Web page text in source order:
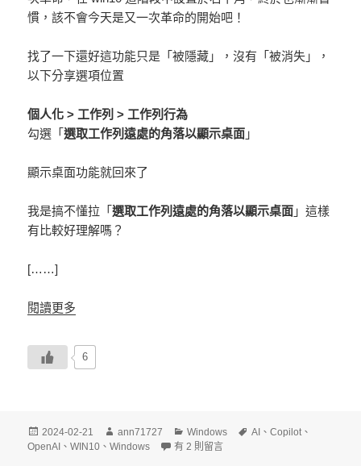
慣，該不會今天是又一次革命的開始吧！
找了一下還好這功能只是「被隱藏」，沒有「被消失」，
以下分享選項位置
個人化 > 工作列 > 工作列行為
勾選「選取工作列遠處的角落以顯示桌面 」
顯示桌面功能就回來了
我是搞不懂拉「選取工作列遠處的角落以顯示桌面 」這樣
有比較好理解嗎？
[……]
閱讀更多
6
發
佈
2024-02-21
作
者
ann71727
分
類
Windows
標
AI 、Copilot、
OpenAI 、WIN10 、Windows 在〈Win10 右下角顯示桌面圖示不見了〉中
有 2 則留言